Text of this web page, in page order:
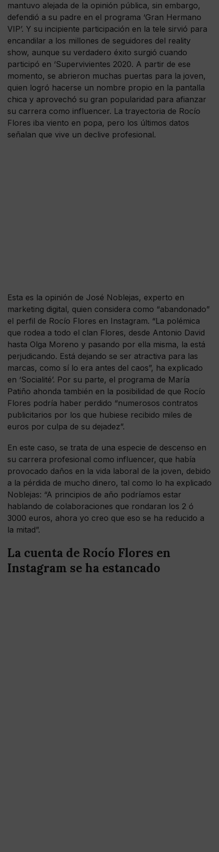
mantuvo alejada de la opinión pública, sin embargo,
defendió a su padre en el programa ‘Gran Hermano
VIP’. Y su incipiente participación en la tele sirvió para
encandilar a los millones de seguidores del reality
show, aunque su verdadero éxito surgió cuando
participó en ‘Supervivientes 2020. A partir de ese
momento, se abrieron muchas puertas para la joven,
quien logró hacerse un nombre propio en la pantalla
chica y aprovechó su gran popularidad para afianzar
su carrera como influencer. La trayectoria de Rocío
Flores iba viento en popa, pero los últimos datos
señalan que vive un declive profesional.
Esta es la opinión de José Noblejas, experto en
marketing digital, quien considera como “abandonado”
el perfil de Rocío Flores en Instagram. “La polémica
que rodea a todo el clan Flores, desde Antonio David
hasta Olga Moreno y pasando por ella misma, la está
perjudicando. Está dejando se ser atractiva para las
marcas, como sí lo era antes del caos”, ha explicado
en ‘Socialité’. Por su parte, el programa de María
Patiño ahonda también en la posibilidad de que Rocío
Flores podría haber perdido “numerosos contratos
publicitarios por los que hubiese recibido miles de
euros por culpa de su dejadez”.
En este caso, se trata de una especie de descenso en
su carrera profesional como influencer, que había
provocado daños en la vida laboral de la joven, debido
a la pérdida de mucho dinero, tal como lo ha explicado
Noblejas: “A principios de año podríamos estar
hablando de colaboraciones que rondaran los 2 ó
3000 euros, ahora yo creo que eso se ha reducido a
la mitad”.
La cuenta de Rocío Flores en
Instagram se ha estancado